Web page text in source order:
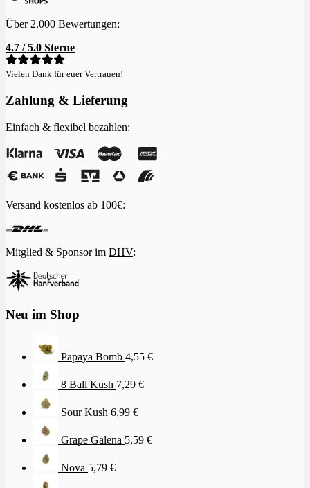
Über 2.000 Bewertungen:
4.7 / 5.0 Sterne
Vielen Dank für euer Vertrauen!
Zahlung & Lieferung
Einfach & flexibel bezahlen:
Versand kostenlos ab 100€:
Mitglied & Sponsor im DHV:
Neu im Shop
Papaya Bomb 4,55 €
8 Ball Kush 7,29 €
Sour Kush 6,99 €
Grape Galena 5,59 €
Nova 5,79 €